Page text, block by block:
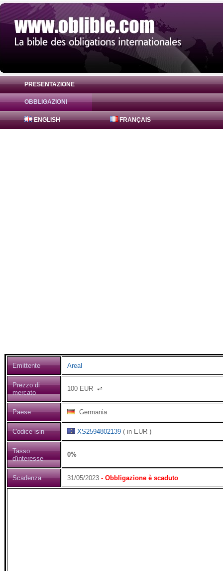
PRESENTAZIONE
OBBLIGAZIONI
ENGLISH FRANÇAIS
Obbligazione Areal 0% ( XS2594802139 )
Emittente Areal
Prezzo di
mercato
100 EUR ⇌
Paese Germania
Codice isin XS2594802139 ( in EUR )
Tasso
d'interesse
0%
Scadenza 31/05/2023 - Obbligazione è scaduto